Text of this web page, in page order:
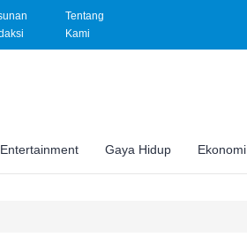
Tentang
Kami
Entertainment Gaya Hidup Ekonomi